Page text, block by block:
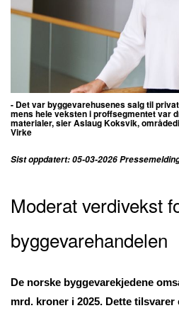
- Det var byggevarehusenes salg til
mens hele veksten i proffsegmentet var
materialer, sierAslaug Koksvik,
Virke
Sist oppdatert: 05-03-2026
Moderat verdivekst
byggevarehandelen
De norske byggevarekjedene
mrd. kroner i 2025. Dette tilsvarer